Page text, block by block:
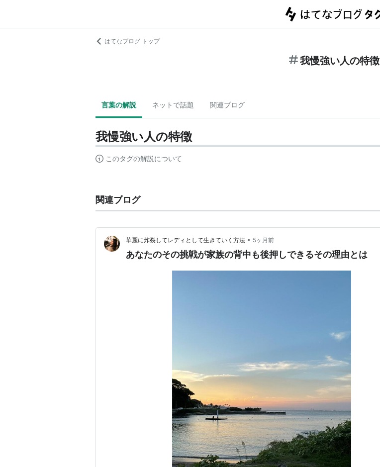
はてなブログ トップ
我慢強い人の特徴
言葉の解説 ネットで話題 関連ブログ
我慢強い人の特徴
このタグの解説について
関連ブログ
華麗に炸裂してレディとして生きていく方法 • 5ヶ月前
あなたのその挑戦が家族の背中も後押しできるその理由とは